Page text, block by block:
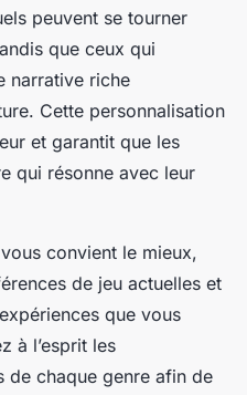
peuvent se tourner
que ceux qui
narrative riche
Cette personnalisation
et garantit que les
qui résonne avec leur
convient le mieux,
de jeu actuelles et
que vous
à l’esprit les
de chaque genre afin de